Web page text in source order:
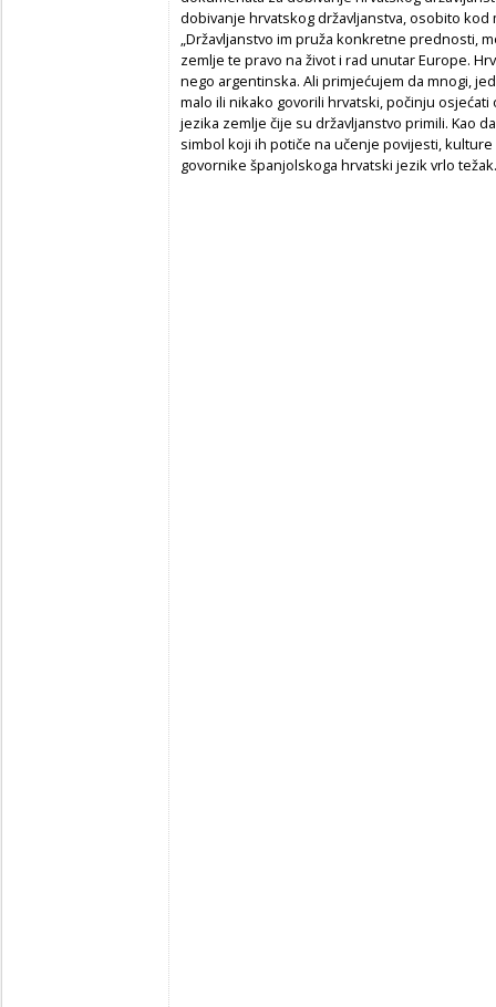
dobivanje hrvatskog državljanstva, osobito kod
„Državljanstvo im pruža konkretne prednosti,
zemlje te pravo na život i rad unutar Europe.
nego argentinska. Ali primjećujem da mnogi,
malo ili nikako govorili hrvatski, počinju
jezika zemlje čije su državljanstvo primili. Kao
simbol koji ih potiče na učenje povijesti,
govornike španjolskoga hrvatski jezik vrlo